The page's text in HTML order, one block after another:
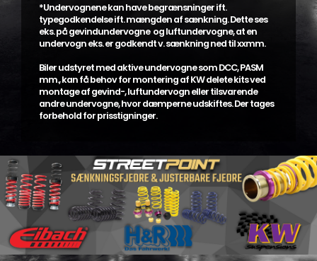
*Undervognene kan have begrænsninger ift.
typegodkendelse ift. mængden af sænkning. Dette ses
eks. på gevindundervogne og luftundervogne, at en
undervogn eks. er godkendt v. sænkning ned til xxmm.
Biler udstyret med aktive undervogne som DCC, PASM
mm., kan få behov for montering af KW delete kits ved
montage af gevind-, luftundervogn eller tilsvarende
andre undervogne, hvor dæmperne udskiftes. Der tages
forbehold for prisstigninger.